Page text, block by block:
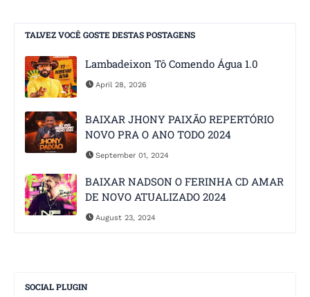
TALVEZ VOCÊ GOSTE DESTAS POSTAGENS
Lambadeixon Tô Comendo Água 1.0
April 28, 2026
BAIXAR JHONY PAIXÃO REPERTÓRIO
NOVO PRA O ANO TODO 2024
September 01, 2024
BAIXAR NADSON O FERINHA CD AMAR
DE NOVO ATUALIZADO 2024
August 23, 2024
SOCIAL PLUGIN